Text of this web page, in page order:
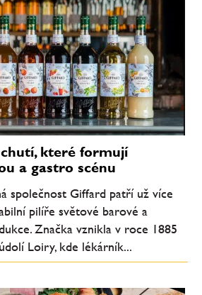
které formují
a gastro scénu
společnost Giffard patří už více
pilíře světové barové a
Značka vznikla v roce 1885
Loiry, kde lékárník...